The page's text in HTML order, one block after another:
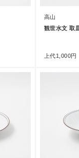
高山
観世水文 取皿
上代1,000円